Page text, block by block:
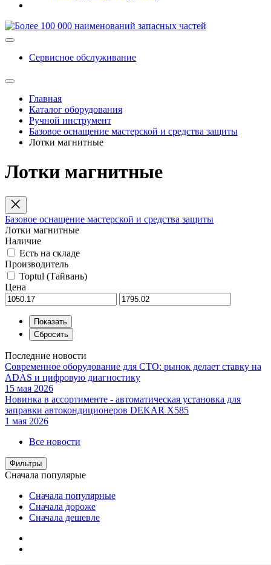
Сервисное обслуживание
Главная
Каталог оборудования
Ручной инструмент
Базовое оснащение мастерской и средства защиты
Лотки магнитные
Лотки магнитные
Базовое оснащение мастерской и средства защиты
Лотки магнитные
Наличие
Есть на складе
Производитель
Toptul (Тайвань)
Цена
Последние новости
Современное оборудование для СТО: рынок делает ставку на
ADAS и цифровую диагностику
15 мая 2026
Новинка в ассортименте - автоматическая установка для
заправки автокондиционеров DEKAR X585
1 мая 2026
Все новости
Фильтры
Сначала популярые
Сначала популярные
Сначала дороже
Сначала дешевле